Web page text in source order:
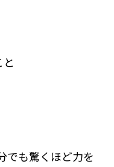
でも驚くほど力を